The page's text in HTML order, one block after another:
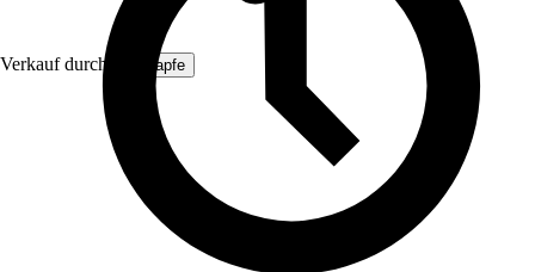
Verkauf durch: ich-zapfe